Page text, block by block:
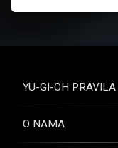
YU-GI-OH PRAVILA
O NAMA